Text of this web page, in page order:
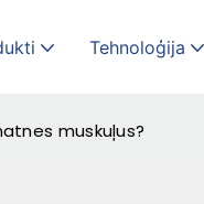
Tehnoloģija
muskuļus?